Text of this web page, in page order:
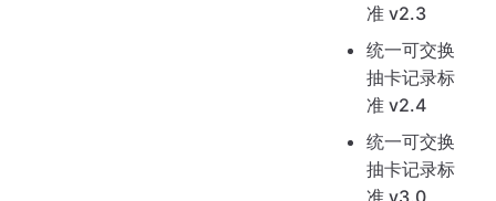
准 v2.3
统一可交换
抽卡记录标
准 v2.4
统一可交换
抽卡记录标
准 v3.0